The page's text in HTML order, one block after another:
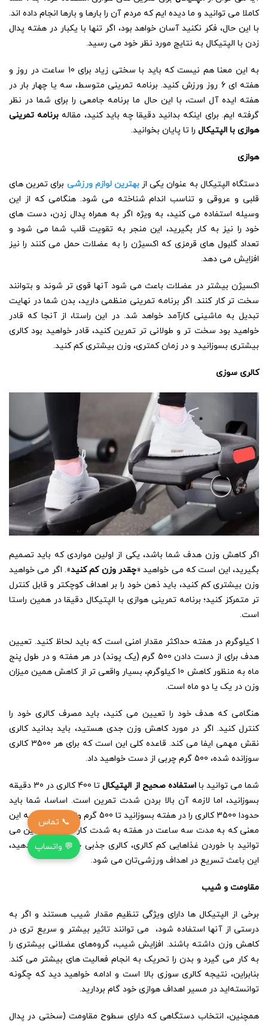
کاملا می توانید و ما دیده ایم که مردم آن را بارها و بارها انجام داده اند.
با این حال، فکر نکنید آسان خواهد بود، اگر تنها با یکبار در هفته پدال
زدن با الپتیکال به نتایج مورد نظر خود می رسید.
به این معنا هم نیست که باید با سختی زیاد برای 10 ساعت در روز و
هفته ای 6 روز ورزش کنید. برنامه تمرینی متوسط، سه یا چهار بار در
هفته ایده آل است، با این حال ما برنامه جامعی را برای شما در نظر
گرفته ایم. برای اینکه بدانید دقیقا چه باید کنید، مقاله برنامه تمرینی
هوازی با الپتیکال را تا پایان بخوانید.
هوازی
دستگاه الپتیکال به عنوان یکی ازبهترین لوازم ورزشی برای تمرین های
قلبی و عروقی و تناسب اندام شناخته می شود. هنگامی که از این
وسیله استفاده می کنید، به ویژه اگر به همراه پدال زدن، دست های
خود را نیز به کار بگیرید، این منجر به تقویت قلب شما می شود و
تعداد گلبول های قرمزی که اکسیژن را به عضلات حمل می کنند را نیز
افزایش می دهد.
اکسیژن بیشتر در عضلات باعث می شود آنها قوی تر شوند و بتوانند
سخت تر کار کنند. اگر برنامه تمرینی منظمی دارید، بدن شما در نهایت
تبدیل به ماشینی کارآمد خواهد شد. در این راستا، از آنجا که قادر
خواهید بود سخت تر و طولانی تر تمرین کنید، قادر خواهید بود کالری
بیشتری بسوزانید و در زمان کمتری، وزن بیشتری کم کنید.
کالری سوزی
اگر کاهش وزن هدف شما باشد، یکی از اولین مواردی که باید تصمیم
بگیرید، این است که می خواهید «چقدر وزن کم کنید». اگر می خواهید
وزن بیشتری کم کنید، باید ذهن خود را بر اهداف کوچکتر و قابل کنترل
تر متمرکز کنید؛ برنامه تمرینی هوازی با الپتیکال دقیقا در همین راستا
است.
1 کیلوگرم در هفته حداکثر مقدار امنی است که باید لحاظ کنید. تعیین
هدف برای از دست دادن 500 گرم (یک پوند) در هر هفته و در طول پنج
ماه به منظور کاهش 10 کیلوگرم، بسیار واقعی تر از کاهش همین میزان
وزن در یک یا دو ماه است.
هنگامی که هدف خود را تعیین می کنید، باید مصرف کالری خود را
کنترل کنید. اگر در مورد کاهش وزن جدی هستید، باید بدانید کالری
نقش مهمی ایفا می کند. قاعده کلی این است که برای هر 3500 کالری
سوزانده شده، 500 گرم چربی از دست خواهید داد.
شما می توانید بااستفاده صحیح از الپتیکال
تا 400 کالری در 30 دقیقه
بسوزانید، اما لازمه آن بالا بردن شدت تمرین است. اساسا، شما باید
حدودا 3500 کالری را در هفته بسوزانید تا 500 گرم وزن کم کنید، به این
معنی که به مدت سه ساعت در هفته به شدت کار کنید. همچنین می
توانید با خوردن غذاهایی کم کالری، کالری جذبی خود را کاهش دهید،
این باعث تسریع در اهداف ورزشی‌تان می شود.
مقاومت و شیب
برخی از الپتیکال ها دارای ویژگی تنظیم مقدار شیب هستند و اگر به
درستی از آنها استفاده شود، می توانند تاثیر بیشتر و سریع تری در
کاهش وزن داشته باشند. افزایش شیب، گروه‌‎های عضلانی بیشتری را
به کار می گیرد و بدن را تحریک به انجام فعالیت های بیشتر می کند.
بنابراین، نتیجه کالری سوزی بالا است و ادامه خواهید دید که چگونه
توانسته‌اید در مسیر اهداف هوازی خود گام بردارید.
همچنین، انتخاب دستگاهی که دارای سطوح مقاومت (سختی در پدال
📞 تماس
💬 واتساپ